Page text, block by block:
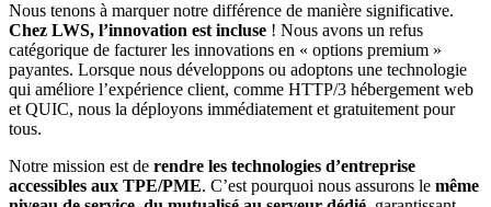
Nous tenons à marquer notre différence de manière significative.
Chez LWS, l’innovation est incluse ! Nous avons un refus
catégorique de facturer les innovations en « options premium »
payantes. Lorsque nous développons ou adoptons une technologie
qui améliore l’expérience client, comme HTTP/3 hébergement web
et QUIC, nous la déployons immédiatement et gratuitement pour
tous.
Notre mission est de rendre les technologies d’entreprise
accessibles aux TPE/PME. C’est pourquoi nous assurons le même